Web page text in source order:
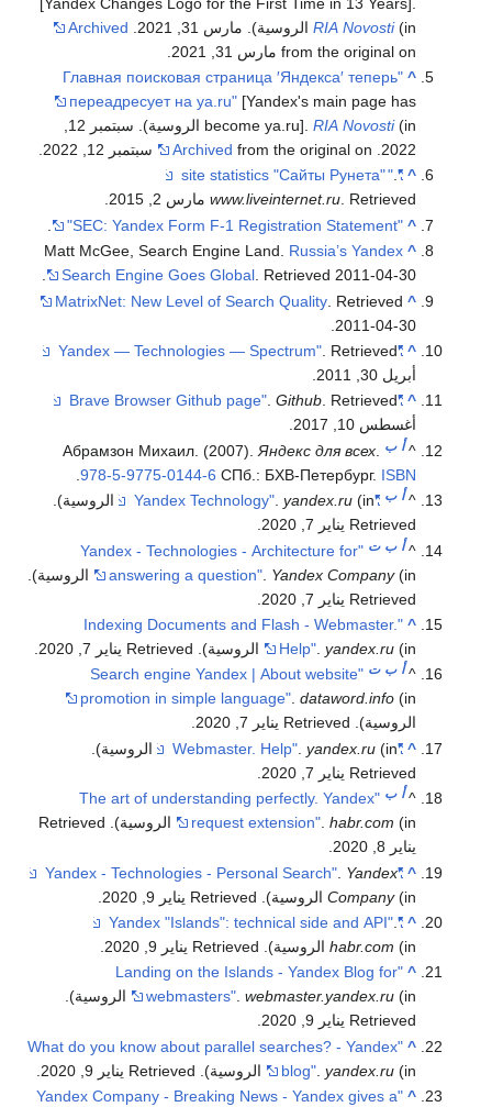
RIA Novosti(in الروسية). مارس 31, 2021.
Archived
from the original on مارس 31, 2021.
^
"Главная поисковая страница ′Яндекса′ теперь
переадресует на ya.ru" [Yandex's main page has
become ya.ru].RIA Novosti
2022.
Archived from the original on سبتمبر 12, 2022.
^
"site statistics "Сайты Рунета"
".
www.liveinternet.ru. Retrieved مارس 2, 2015
.
^
"SEC: Yandex Form F-1 Registration Statement"
^
Matt McGee, Search Engine Land. Russia’s Yandex
Search Engine Goes Global. Retrieved 2011-04-30.
^
MatrixNet: New Level of Search Quality . Retrieved
2011-04-30.
^
"Yandex — Technologies — Spectrum"
. Retrieved
أبريل 30, 2011
^
"Brave Browser Github page"
.Github. Retrieved
أغسطس 10, 2017
.
^أ ب Абрамзон Михаил. (2007).Яндекс для всех
СПб.: БХВ-Петербург. ISBN
978-5-9775-0144-6
.
^أ ب "Yandex Technology"
.yandex.ru (in الروسية)
.
Retrieved يناير 7, 2020
^أ ب ت
"Yandex - Technologies - Architecture for
answering a question" Yandex Company(in الروسية)
.
Retrieved يناير 7, 2020
^
"Indexing Documents and Flash - Webmaster.
Help" .yandex.ru (in الروسية) . Retrieved يناير 7, 2020
^أ ب ت
"Search engine Yandex | About website
promotion in simple language".dataword.info (in
الروسية). Retrieved يناير 7, 2020
.
^
"Webmaster. Help"
.yandex.ru (in الروسية)
.
Retrieved يناير 7, 2020
^أ ب
"The art of understanding perfectly. Yandex
request extension" .habr.com (in الروسية)
. Retrieved
يناير 8, 2020
^
"Yandex - Technologies - Personal Search"
Yandex
Company(in الروسية) . Retrieved يناير 9, 2020
^
"Yandex "Islands": technical side and API"
.
habr.com (in الروسية) . Retrieved يناير 9, 2020
^
"Landing on the Islands - Yandex Blog for
webmasters".webmaster.yandex.ru (in الروسية)
.
Retrieved يناير 9, 2020
.
^
"What do you know about parallel searches? - Yandex
blog" .yandex.ru (in الروسية) . Retrieved يناير 9, 2020
^
"Yandex Company - Breaking News - Yandex gives a